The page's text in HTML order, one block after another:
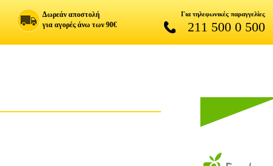
Δωρεάν αποστολή
για αγορές άνω των 90€
Για τηλεφωνικές παραγγελίες
211 500 0 500